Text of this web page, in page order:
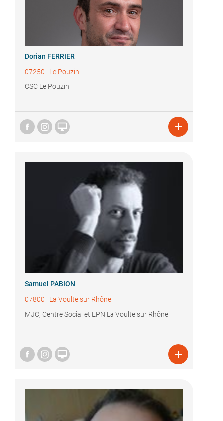
Dorian FERRIER
07250 | Le Pouzin
CSC Le Pouzin
 
Samuel PABION
07800 | La Voulte sur Rhône
MJC, Centre Social et EPN La Voulte sur Rhône
 